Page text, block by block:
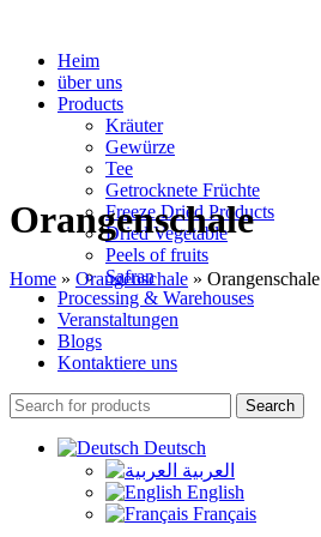
Heim
über uns
Products
Kräuter
Gewürze
Tee
Getrocknete Früchte
Freeze Dried Products
Dried Vegetable
Peels of fruits
Safran
Processing & Warehouses
Veranstaltungen
Blogs
Kontaktiere uns
Search
Deutsch
العربية
English
Français
Orangenschale
Home » Orangenschale » Orangenschale